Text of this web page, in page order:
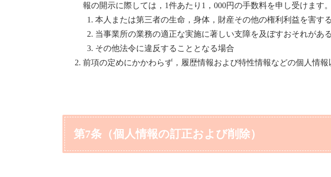
報の開示に際しては，1件あたり1，000円の手数料を申し受けます。
本人または第三者の生命，身体，財産その他の権利利益を害す
当事業所の業務の適正な実施に著しい支障を及ぼすおそれがあ
その他法令に違反することとなる場合
前項の定めにかかわらず，履歴情報および特性情報などの個人情
第7条（個人情報の訂正および削除）